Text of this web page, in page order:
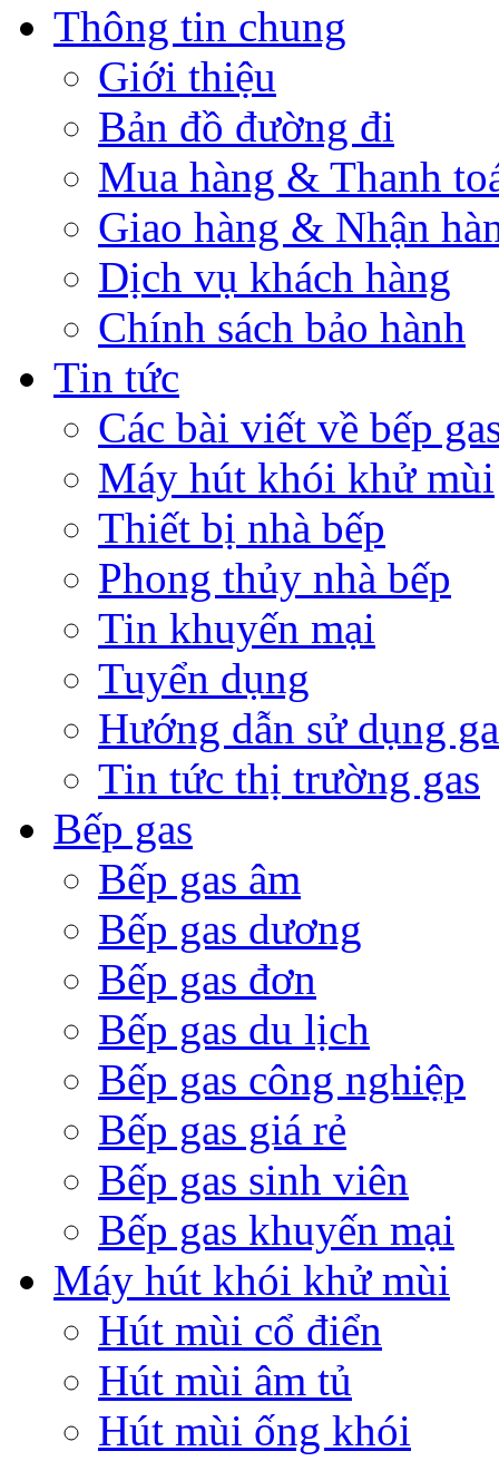
Thông tin chung
Giới thiệu
Bản đồ đường đi
Mua hàng & Thanh
Giao hàng & Nhận
Dịch vụ khách hàng
Chính sách bảo hành
Tin tức
Các bài viết về bếp
Máy hút khói khử mùi
Thiết bị nhà bếp
Phong thủy nhà bếp
Tin khuyến mại
Tuyển dụng
Hướng dẫn sử dụng
Tin tức thị trường gas
Bếp gas
Bếp gas âm
Bếp gas dương
Bếp gas đơn
Bếp gas du lịch
Bếp gas công nghiệp
Bếp gas giá rẻ
Bếp gas sinh viên
Bếp gas khuyến mại
Máy hút khói khử mùi
Hút mùi cổ điển
Hút mùi âm tủ
Hút mùi ống khói